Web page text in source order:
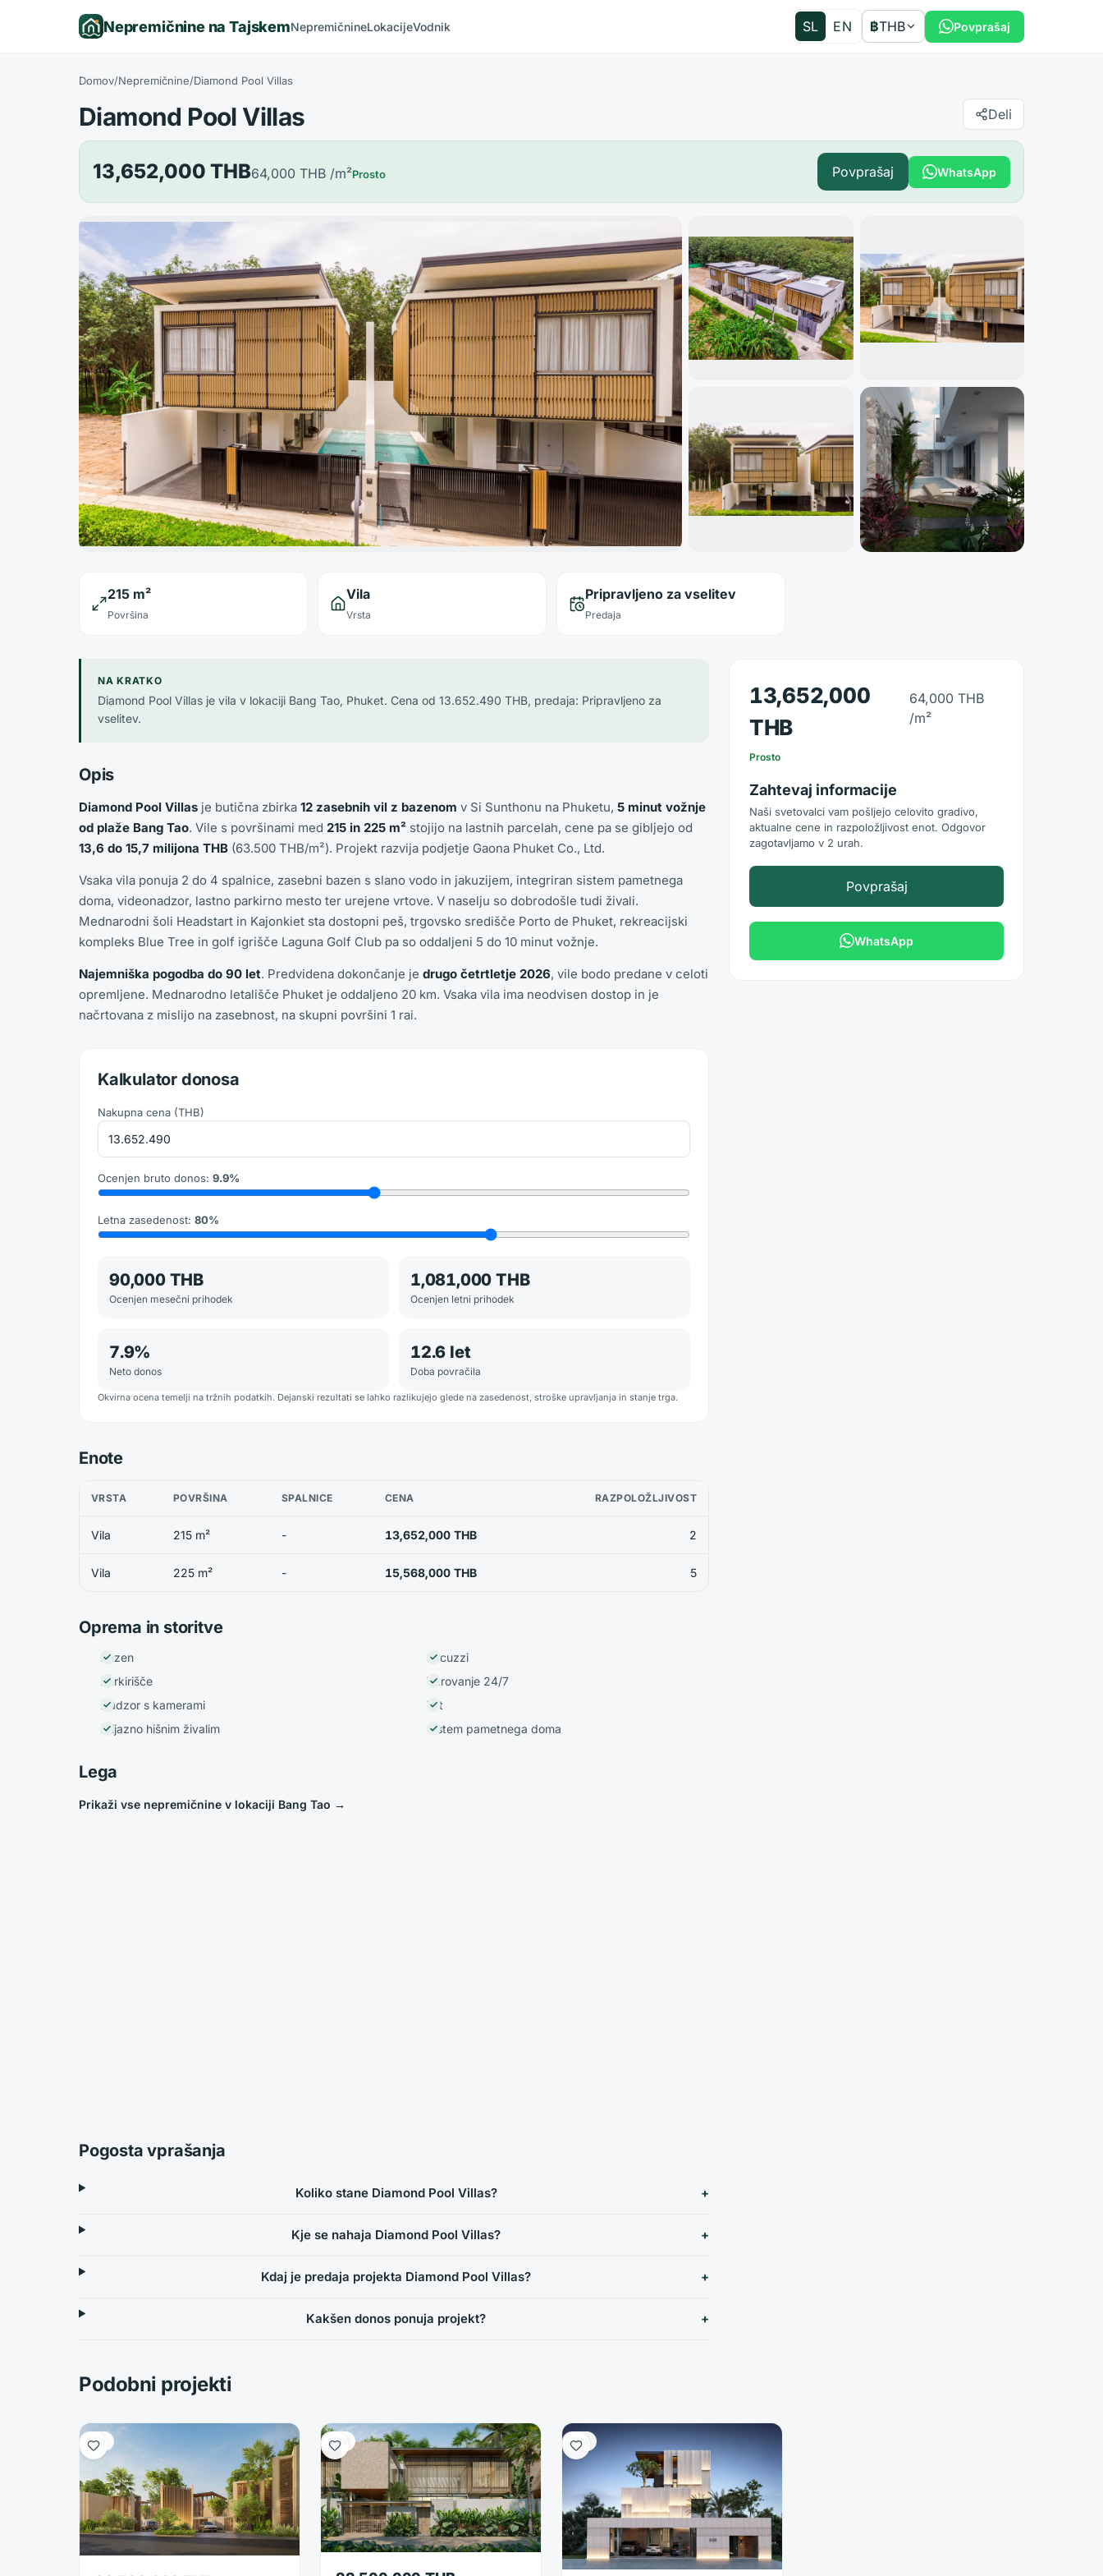
Nepremičnine na TajskemNepremičnineLokacijeVodnik SL EN ฿THB Povprašaj
Domov/Nepremičnine/Diamond Pool Villas
Diamond Pool Villas Deli
13,652,000 THB64,000 THB /m²Prosto Povprašaj WhatsApp
215 m²
Površina
Vila
Vrsta
Pripravljeno za vselitev
Predaja
NA KRATKO
Diamond Pool Villas je vila v lokaciji Bang Tao, Phuket. Cena od 13.652.490 THB, predaja: Pripravljeno za
vselitev.
Opis
Diamond Pool Villas je butična zbirka 12 zasebnih vil z bazenom v Si Sunthonu na Phuketu, 5 minut vožnje
od plaže Bang Tao. Vile s površinami med 215 in 225 m² stojijo na lastnih parcelah, cene pa se gibljejo od
13,6 do 15,7 milijona THB (63.500 THB/m²). Projekt razvija podjetje Gaona Phuket Co., Ltd.
Vsaka vila ponuja 2 do 4 spalnice, zasebni bazen s slano vodo in jakuzijem, integriran sistem pametnega
doma, videonadzor, lastno parkirno mesto ter urejene vrtove. V naselju so dobrodošle tudi živali.
Mednarodni šoli Headstart in Kajonkiet sta dostopni peš, trgovsko središče Porto de Phuket, rekreacijski
kompleks Blue Tree in golf igrišče Laguna Golf Club pa so oddaljeni 5 do 10 minut vožnje.
Najemniška pogodba do 90 let. Predvidena dokončanje je drugo četrtletje 2026, vile bodo predane v celoti
opremljene. Mednarodno letališče Phuket je oddaljeno 20 km. Vsaka vila ima neodvisen dostop in je
načrtovana z mislijo na zasebnost, na skupni površini 1 rai.
Kalkulator donosa
Nakupna cena (THB)
Ocenjen bruto donos: 9.9%
Letna zasedenost: 80%
90,000 THB
Ocenjen mesečni prihodek
1,081,000 THB
Ocenjen letni prihodek
7.9%
Neto donos
12.6 let
Doba povračila
Okvirna ocena temelji na tržnih podatkih. Dejanski rezultati se lahko razlikujejo glede na zasedenost, stroške upravljanja in stanje trga.
Enote
VRSTA POVRŠINA SPALNICE CENA RAZPOLOŽLJIVOST
Vila 215 m² - 13,652,000 THB 2
Vila 225 m² - 15,568,000 THB 5
Oprema in storitve
Bazen
Jacuzzi
Parkirišče
Varovanje 24/7
Nadzor s kamerami
Vrt
Prijazno hišnim živalim
Sistem pametnega doma
Lega
Prikaži vse nepremičnine v lokaciji Bang Tao →
Pogosta vprašanja
Koliko stane Diamond Pool Villas?
Kje se nahaja Diamond Pool Villas?
Kdaj je predaja projekta Diamond Pool Villas?
Kakšen donos ponuja projekt?
13,652,000
THB
64,000 THB
/m²
Prosto
Zahtevaj informacije
Naši svetovalci vam pošljejo celovito gradivo,
aktualne cene in razpoložljivost enot. Odgovor
zagotavljamo v 2 urah.
Povprašaj
WhatsApp
Podobni projekti
Vila Vila Vila